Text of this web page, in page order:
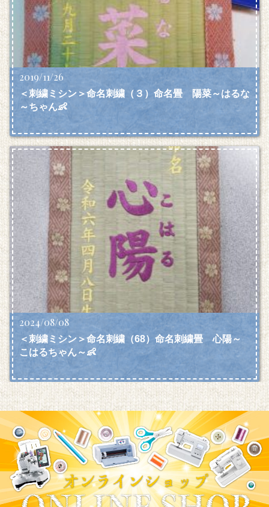
2019/11/26
＜刺繍ミシン＞命名刺繍（３）命名畳 陽菜～はるな
～ちゃん👶
2024/08/08
＜刺繍ミシン＞命名刺繍（68）命名刺繍畳 心陽～
こはるちゃん～👶